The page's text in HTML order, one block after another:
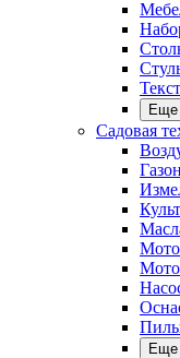
Еще
Садовая
Еще